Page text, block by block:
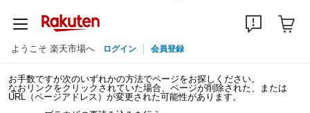
ようこそ 楽天市場へ ログイン 会員登録
お手数ですが次のいずれかの方法でページをお探しください。
なおリンクをクリックされていた場合、ページが削除された、または
URL（ページアドレス）が変更された可能性があります。